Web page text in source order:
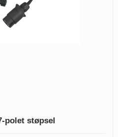
polet støpsel